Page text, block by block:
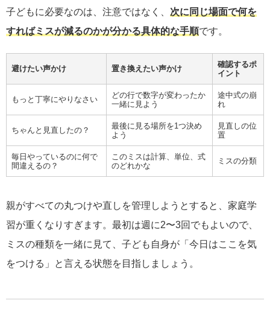
子どもに必要なのは、注意ではなく、 次に同じ場面で何を
すればミスが減るのかが分かる具体的な手順です。
避けたい声かけ 置き換えたい声かけ
確認するポ
イント
もっと丁寧にやりなさい
どの行で数字が変わったか
一緒に見よう
途中式の崩
れ
ちゃんと見直したの？
最後に見る場所を1つ決め
よう
見直しの位
置
毎日やっているのに何で
間違えるの？
このミスは計算、単位、式
のどれかな
ミスの分類
親がすべての丸つけや直しを管理しようとすると、家庭学
習が重くなりすぎます。最初は週に2〜3回でもよいので、
ミスの種類を一緒に見て、子ども自身が「今日はここを気
をつける」と言える状態を目指しましょう。